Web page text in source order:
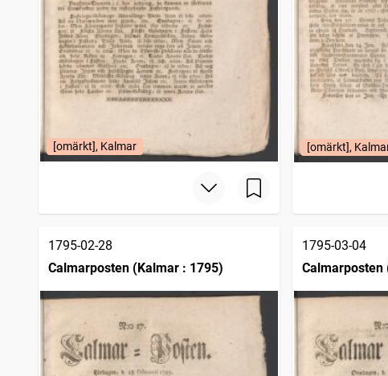
[omärkt], Kalmar [omärkt],
1795-02-28
Calmarposten (Kalmar : 1795)
1795-03-04
Calmarposten